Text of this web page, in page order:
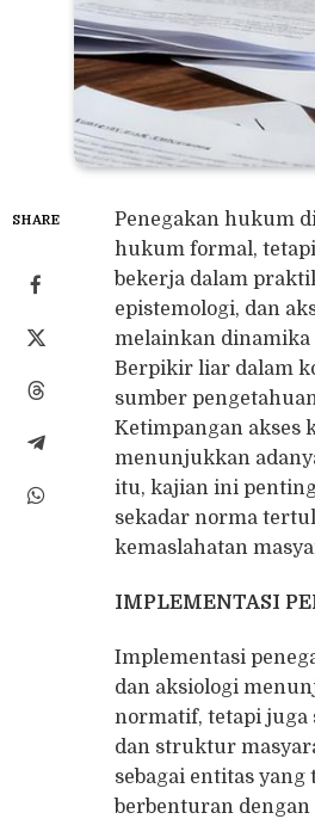
SHARE
Penegakan hukum
hukum formal,
bekerja dalam
epistemologi, dan
melainkan dinamika
Berpikir liar dalam
sumber
Ketimpangan akses
menunjukkan
itu, kajian ini
sekadar norma
kemaslahatan
IMPLEMENTASI
Implementasi
dan aksiologi
normatif, tetapi juga
dan struktur
sebagai entitas
berbenturan